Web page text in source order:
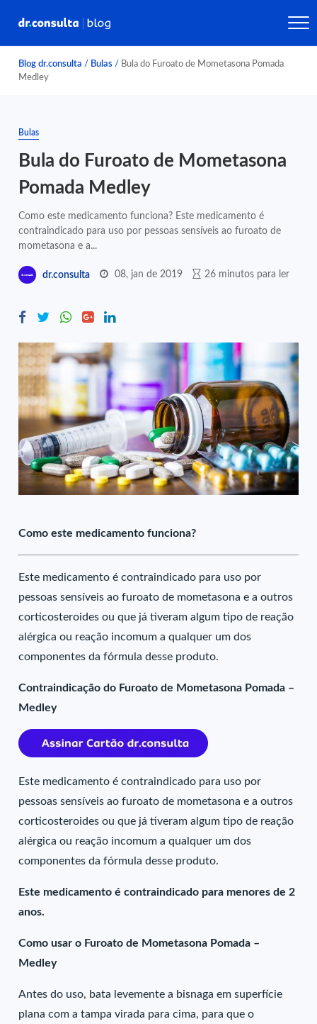
Blog dr.consulta / Bulas / Bula do Furoato de Mometasona Pomada
Medley
Bulas
Bula do Furoato de Mometasona
Pomada Medley
Como este medicamento funciona? Este medicamento é
contraindicado para uso por pessoas sensíveis ao furoato de
mometasona e a...
dr.consulta 08, jan de 2019 26 minutos para ler
Como este medicamento funciona?
Este medicamento é contraindicado para uso por
pessoas sensíveis ao furoato de mometasona e a outros
corticosteroides ou que já tiveram algum tipo de reação
alérgica ou reação incomum a qualquer um dos
componentes da fórmula desse produto.
Contraindicação do Furoato de Mometasona Pomada –
Medley
Este medicamento é contraindicado para uso por
pessoas sensíveis ao furoato de mometasona e a outros
corticosteroides ou que já tiveram algum tipo de reação
alérgica ou reação incomum a qualquer um dos
componentes da fórmula desse produto.
Este medicamento é contraindicado para menores de 2
anos.
Como usar o Furoato de Mometasona Pomada –
Medley
Antes do uso, bata levemente a bisnaga em superfície
plana com a tampa virada para cima, para que o